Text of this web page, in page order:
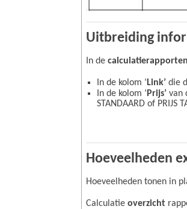
Uitbreiding
In de
In de kolom ‘ Link’ die
In de kolom ‘ Prijs’ van
STANDAARD of PRIJS
Hoeveelheden
Hoeveelheden tonen in
Calculatie overzicht